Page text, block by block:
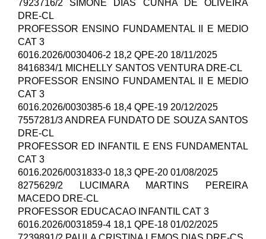
7923716/2 SIMONE DIAS CUNHA DE OLIVEIRA
DRE-CL
PROFESSOR ENSINO FUNDAMENTAL II E MEDIO
CAT 3
6016.2026/0030406-2 18,2 QPE-20 18/11/2025
8416834/1 MICHELLY SANTOS VENTURA DRE-CL
PROFESSOR ENSINO FUNDAMENTAL II E MEDIO
CAT 3
6016.2026/0030385-6 18,4 QPE-19 20/12/2025
7557281/3 ANDREA FUNDATO DE SOUZA SANTOS
DRE-CL
PROFESSOR ED INFANTIL E ENS FUNDAMENTAL
CAT 3
6016.2026/0031833-0 18,3 QPE-20 01/08/2025
8275629/2 LUCIMARA MARTINS PEREIRA
MACEDO DRE-CL
PROFESSOR EDUCACAO INFANTIL CAT 3
6016.2026/0031859-4 18,1 QPE-18 01/02/2025